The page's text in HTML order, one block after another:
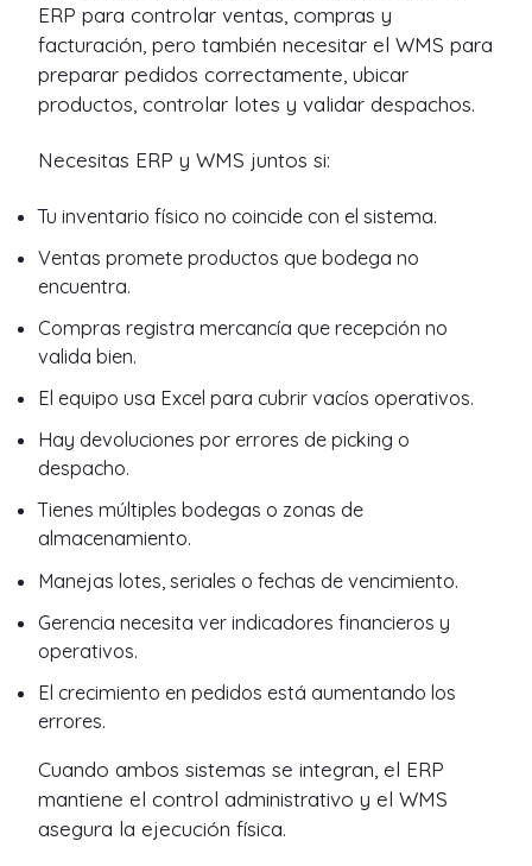
ERP para controlar ventas, compras y
facturación, pero también necesitar el WMS para
preparar pedidos correctamente, ubicar
productos, controlar lotes y validar despachos.
Necesitas ERP y WMS juntos si:
Tu inventario físico no coincide con el sistema.
Ventas promete productos que bodega no
encuentra.
Compras registra mercancía que recepción no
valida bien.
El equipo usa Excel para cubrir vacíos operativos.
Hay devoluciones por errores de picking o
despacho.
Tienes múltiples bodegas o zonas de
almacenamiento.
Manejas lotes, seriales o fechas de vencimiento.
Gerencia necesita ver indicadores financieros y
operativos.
El crecimiento en pedidos está aumentando los
errores.
Cuando ambos sistemas se integran, el ERP
mantiene el control administrativo y el WMS
asegura la ejecución física.